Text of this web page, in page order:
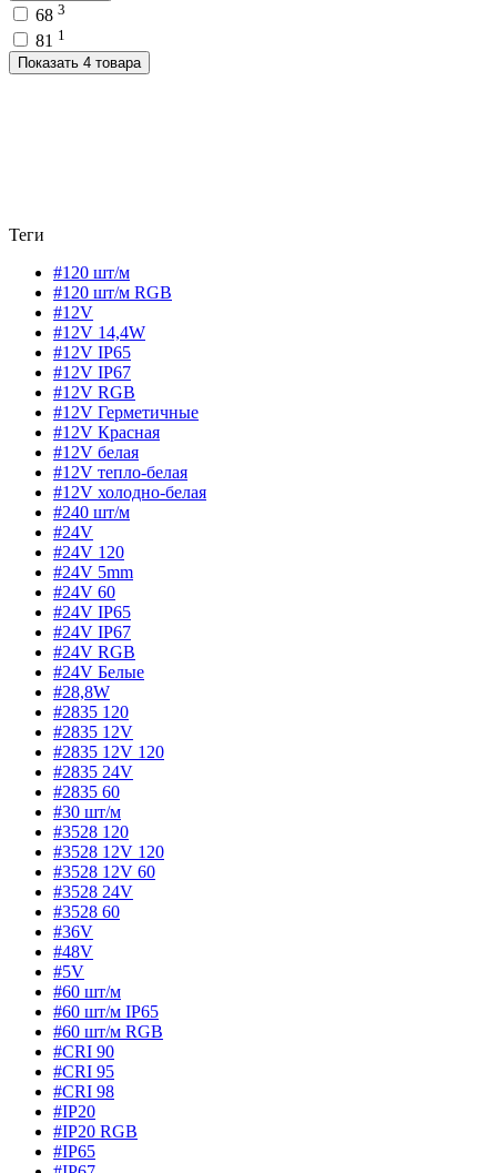
68 3
81 1
Показать 4 товара
Теги
#120 шт/м
#120 шт/м RGB
#12V
#12V 14,4W
#12V IP65
#12V IP67
#12V RGB
#12V Герметичные
#12V Красная
#12V белая
#12V тепло-белая
#12V холодно-белая
#240 шт/м
#24V
#24V 120
#24V 5mm
#24V 60
#24V IP65
#24V IP67
#24V RGB
#24V Белые
#28,8W
#2835 120
#2835 12V
#2835 12V 120
#2835 24V
#2835 60
#30 шт/м
#3528 120
#3528 12V 120
#3528 12V 60
#3528 24V
#3528 60
#36V
#48V
#5V
#60 шт/м
#60 шт/м IP65
#60 шт/м RGB
#CRI 90
#CRI 95
#CRI 98
#IP20
#IP20 RGB
#IP65